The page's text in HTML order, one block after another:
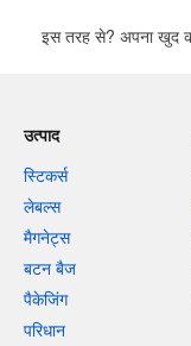
इस तरह से? अपना खुद
उत्पाद
स्टिकर्स
लेबल्स
मैगनेट्स
बटन बैज
पैकेजिंग
परिधान